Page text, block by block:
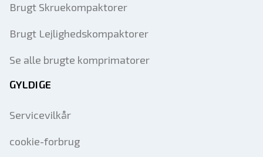
Brugt Skruekompaktorer
Brugt Lejlighedskompaktorer
Se alle brugte komprimatorer
GYLDIGE
Servicevilkår
cookie-forbrug